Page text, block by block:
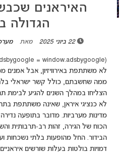
האיראנים
הגדולה
22 ביוני 2025 מאת
לא משתתפת באירוויזיון, אבל אמנים
ממה שחשבתם, כולל קשר ישראלי
הצליחו במהלך השנים להגיע לבימת
לא כנציגי איראן, שאינה משתתפת
מדינות מערביות. מדובר בתופעה
הכוח של הגירה, זהות רב-תרבותית
הבידור. החל מהופעות בלתי נשכחות
דמויות בולטות בעלות שורשים